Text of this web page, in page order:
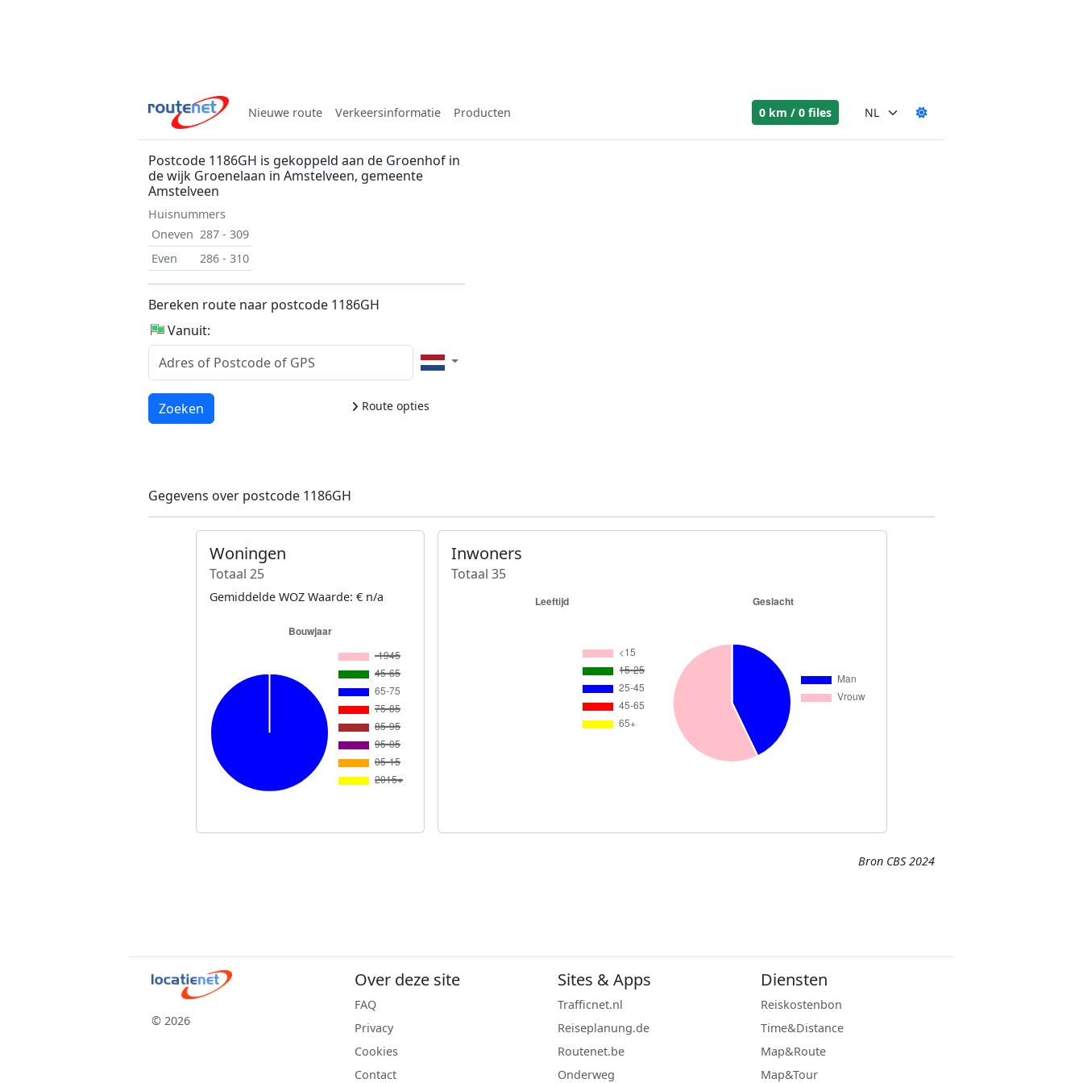
Nieuwe route Verkeersinformatie Producten 0 km / 0 files
Postcode 1186GH is gekoppeld aan de Groenhof in
de wijk Groenelaan in Amstelveen, gemeente
Amstelveen
Huisnummers
Oneven 287 - 309
Even
286 - 310
Bereken route naar postcode 1186GH
Vanuit:
Route opties
Laden...
Zoeken
Gegevens over postcode 1186GH
Woningen
Totaal 25
Gemiddelde WOZ Waarde: € n/a
Inwoners
Totaal 35
Bron CBS 2024
© 2026
Over deze site
FAQ
Privacy
Cookies
Contact
Sites & Apps
Trafficnet.nl
Reiseplanung.de
Routenet.be
Onderweg
Diensten
Reiskostenbon
Time&Distance
Map&Route
Map&Tour